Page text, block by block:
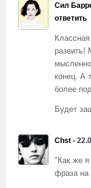
Сил
ответить
развить!
конец. А
более
Будет
Chst -
"Как же
фраза на